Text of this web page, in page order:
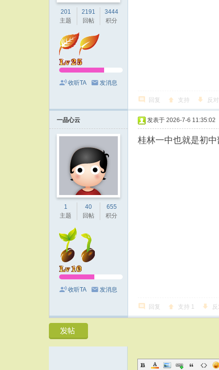
201
主题
2191
回帖
3444
积分
收听TA 发消息
回复 支持 反对
一品心云
1
主题
40
回帖
655
积分
收听TA 发消息
发表于 2026-7-6 11:35:02
桂林一中也就是初
回复 支持 1